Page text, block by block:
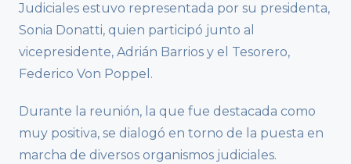
Judiciales estuvo representada por su presidenta,
Sonia Donatti, quien participó junto al
vicepresidente, Adrián Barrios y el Tesorero,
Federico Von Poppel.
Durante la reunión, la que fue destacada como
muy positiva, se dialogó en torno de la puesta en
marcha de diversos organismos judiciales.